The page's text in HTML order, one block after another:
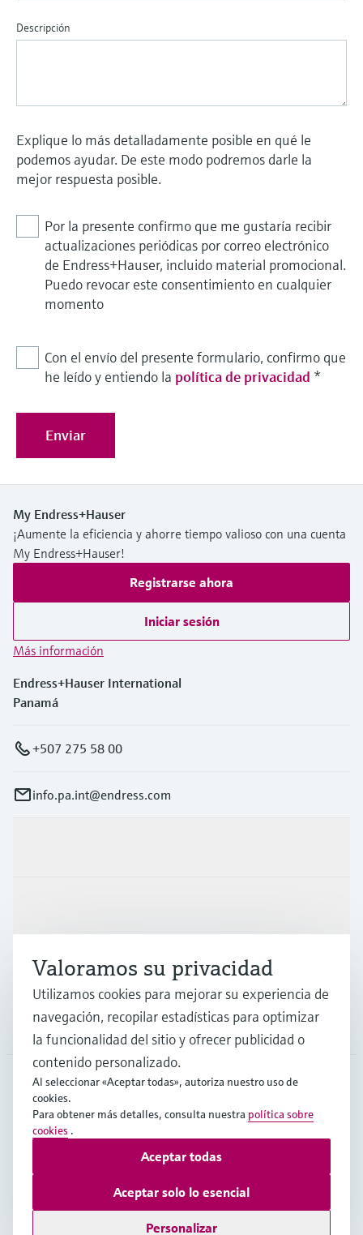
Descripción
Explique lo más detalladamente posible en qué le
podemos ayudar. De este modo podremos darle la
mejor respuesta posible.
Por la presente confirmo que me gustaría recibir
actualizaciones periódicas por correo electrónico
de Endress+Hauser, incluido material promocional.
Puedo revocar este consentimiento en cualquier
momento
Con el envío del presente formulario, confirmo que
he leído y entiendo la política de privacidad *
Enviar
My Endress+Hauser
¡Aumente la eficiencia y ahorre tiempo valioso con una cuenta
My Endress+Hauser!
Registrarse ahora
Iniciar sesión
Más información
Endress+Hauser International
Panamá
+507 275 58 00
info.pa.int@endress.com
Soporte
Compañía
LAS
Copyright © Endress+Hauser Group Services AG
Términos de uso
Protección de datos
Términos y condiciones legales y generales
Valoramos su privacidad
Utilizamos cookies para mejorar su experiencia de
navegación, recopilar estadísticas para optimizar
la funcionalidad del sitio y ofrecer publicidad o
contenido personalizado.
Al seleccionar «Aceptar todas», autoriza nuestro uso de
cookies.
Para obtener más detalles, consulta nuestra política sobre
cookies .
Personalizar
Aceptar solo lo esencial
Aceptar todas